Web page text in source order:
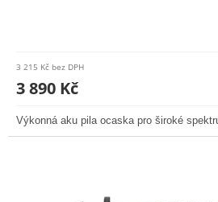
3 215 Kč bez DPH
3 890 Kč
Výkonná aku pila ocaska pro široké